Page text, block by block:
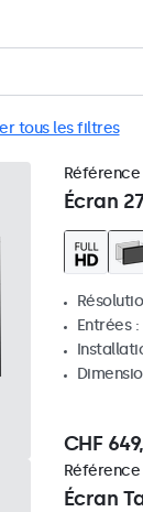
tous les filtres
Écran
Référence
Entrées :
CHF
Écran
Référence